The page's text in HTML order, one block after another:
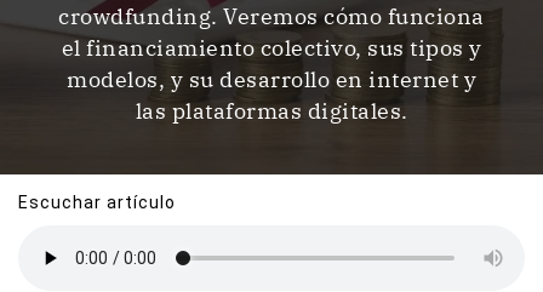
crowdfunding. Veremos cómo funciona
el financiamiento colectivo, sus tipos y
modelos, y su desarrollo en internet y
las plataformas digitales.
Escuchar artículo